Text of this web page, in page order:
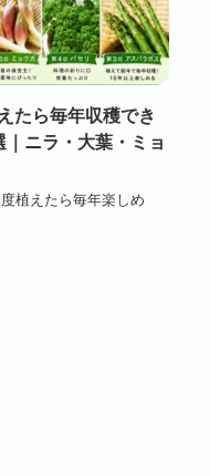
たら毎年収穫でき
ニラ・大葉・ミョ
植えたら毎年楽しめ